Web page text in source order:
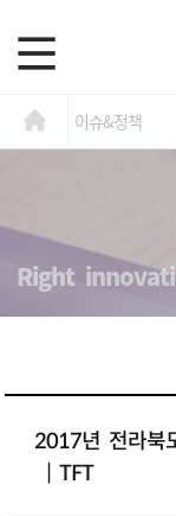
이슈&정책
Right
2017년 전라북
| TFT